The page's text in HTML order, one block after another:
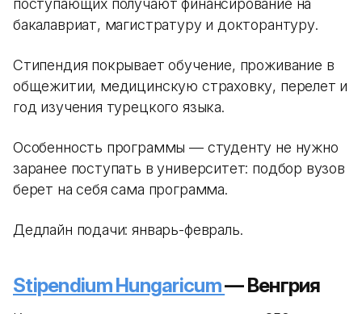
поступающих получают финансирование на
бакалавриат, магистратуру и докторантуру.
Стипендия покрывает обучение, проживание в
общежитии, медицинскую страховку, перелет и
год изучения турецкого языка.
Особенность программы — студенту не нужно
заранее поступать в университет: подбор вузов
берет на себя сама программа.
Дедлайн подачи: январь-февраль.
Stipendium Hungaricum— Венгрия